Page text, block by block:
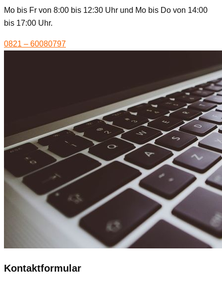
Mo bis Fr von 8:00 bis 12:30 Uhr und Mo bis Do von 14:00
bis 17:00 Uhr.
0821 – 60080797
Kontaktformular